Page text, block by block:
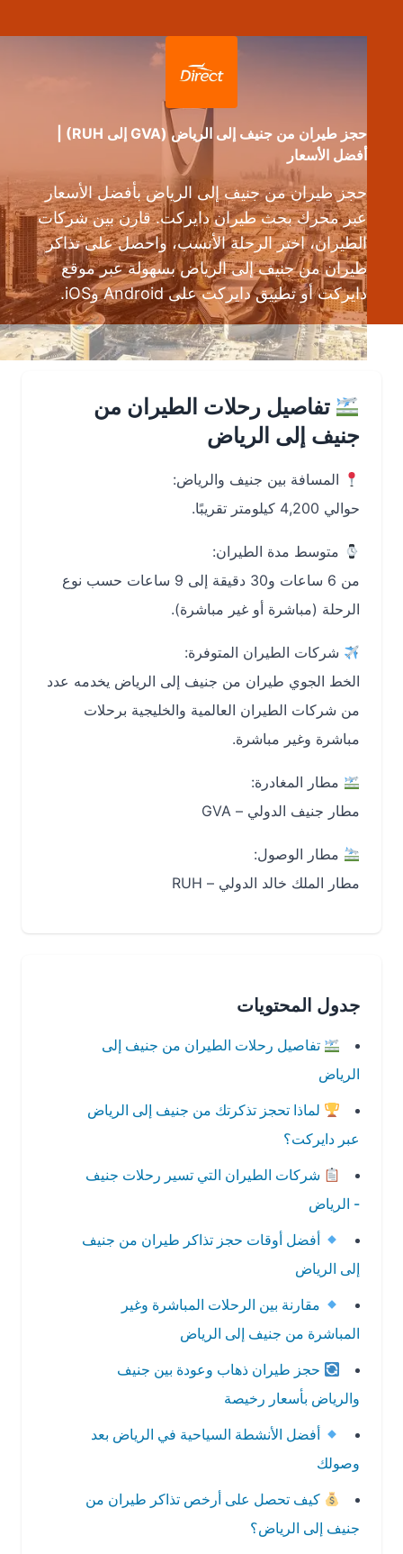
حجز طيران من جنيف إلى الرياض (GVA إلى RUH) |
أفضل الأسعار
حجز طيران من جنيف إلى الرياض بأفضل الأسعار
عبر محرك بحث طيران دايركت. قارن بين شركات
الطيران، اختر الرحلة الأنسب، واحصل على تذاكر
طيران من جنيف إلى الرياض بسهولة عبر موقع
دايركت أو تطبيق دايركت على Android وiOS.
تفاصيل رحلات الطيران من
جنيف إلى الرياض
المسافة بين جنيف والرياض:
حوالي 4,200 كيلومتر تقريبًا.
متوسط مدة الطيران:
من 6 ساعات و30 دقيقة إلى 9 ساعات حسب نوع
الرحلة (مباشرة أو غير مباشرة).
شركات الطيران المتوفرة:
الخط الجوي طيران من جنيف إلى الرياض يخدمه عدد
من شركات الطيران العالمية والخليجية برحلات
مباشرة وغير مباشرة.
مطار المغادرة:
مطار جنيف الدولي – GVA
مطار الوصول:
مطار الملك خالد الدولي – RUH
جدول المحتويات
تفاصيل رحلات الطيران من جنيف إلى
الرياض
لماذا تحجز تذكرتك من جنيف إلى الرياض
عبر دايركت؟
شركات الطيران التي تسير رحلات جنيف
- الرياض
أفضل أوقات حجز تذاكر طيران من جنيف
إلى الرياض
مقارنة بين الرحلات المباشرة وغير
المباشرة من جنيف إلى الرياض
حجز طيران ذهاب وعودة بين جنيف
والرياض بأسعار رخيصة
أفضل الأنشطة السياحية في الرياض بعد
وصولك
كيف تحصل على أرخص تذاكر طيران من
جنيف إلى الرياض؟